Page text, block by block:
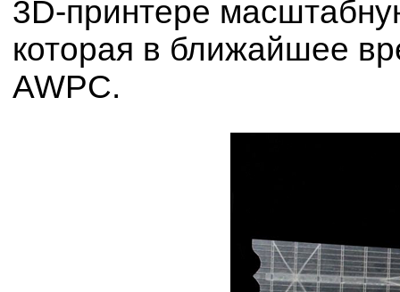
3D-принтере
которая в ближайшее
AWPC.